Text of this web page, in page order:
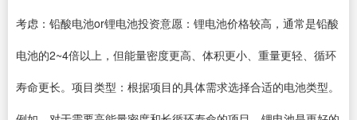
考虑：铅酸电池or锂电池投资意愿：锂电池价格较高，通常是铅酸
电池的2~4倍以上，但能量密度更高、体积更小、重量更轻、循环
寿命更长。项目类型：根据项目的具体需求选择合适的电池类型。